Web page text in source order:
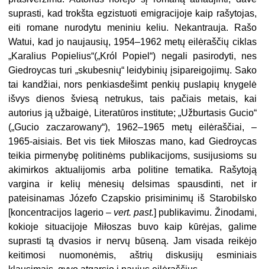
suprasti, kad trokšta egzistuoti emigracijoje kaip rašytojas,
eiti romane nurodytu meniniu keliu. Nekantrauja. Rašo
Watui, kad jo naujausių, 1954–1962 metų eilėraščių ciklas
„Karalius Popielius“(„Król Popiel“) negali pasirodyti, nes
Giedroycas turi „skubesnių“ leidybinių įsipareigojimų. Sako
tai kandžiai, nors penkiasdešimt penkių puslapių knygelė
išvys dienos šviesą netrukus, tais pačiais metais, kai
autorius ją užbaigė, Literatūros institute; „Užburtasis Gucio“
(„Gucio zaczarowany“), 1962–1965 metų eilėraščiai, –
1965-aisiais. Bet vis tiek Miłoszas mano, kad Giedroycas
teikia pirmenybę politinėms publikacijoms, susijusioms su
akimirkos aktualijomis arba politine tematika. Rašytoją
vargina ir kelių mėnesių delsimas spausdinti, net ir
pateisinamas Józefo Czapskio prisiminimų iš Starobilsko
[koncentracijos lagerio – vert. past.] publikavimu. Žinodami,
kokioje situacijoje Miłoszas buvo kaip kūrėjas, galime
suprasti tą dvasios ir nervų būseną. Jam visada reikėjo
keitimosi nuomonėmis, aštrių diskusijų esminiais